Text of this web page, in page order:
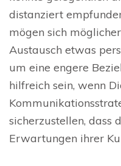
distanziert
mögen sich
Austausch etwas
um eine engere
hilfreich sein, wenn
sicherzustellen, dass
Erwartungen ihrer